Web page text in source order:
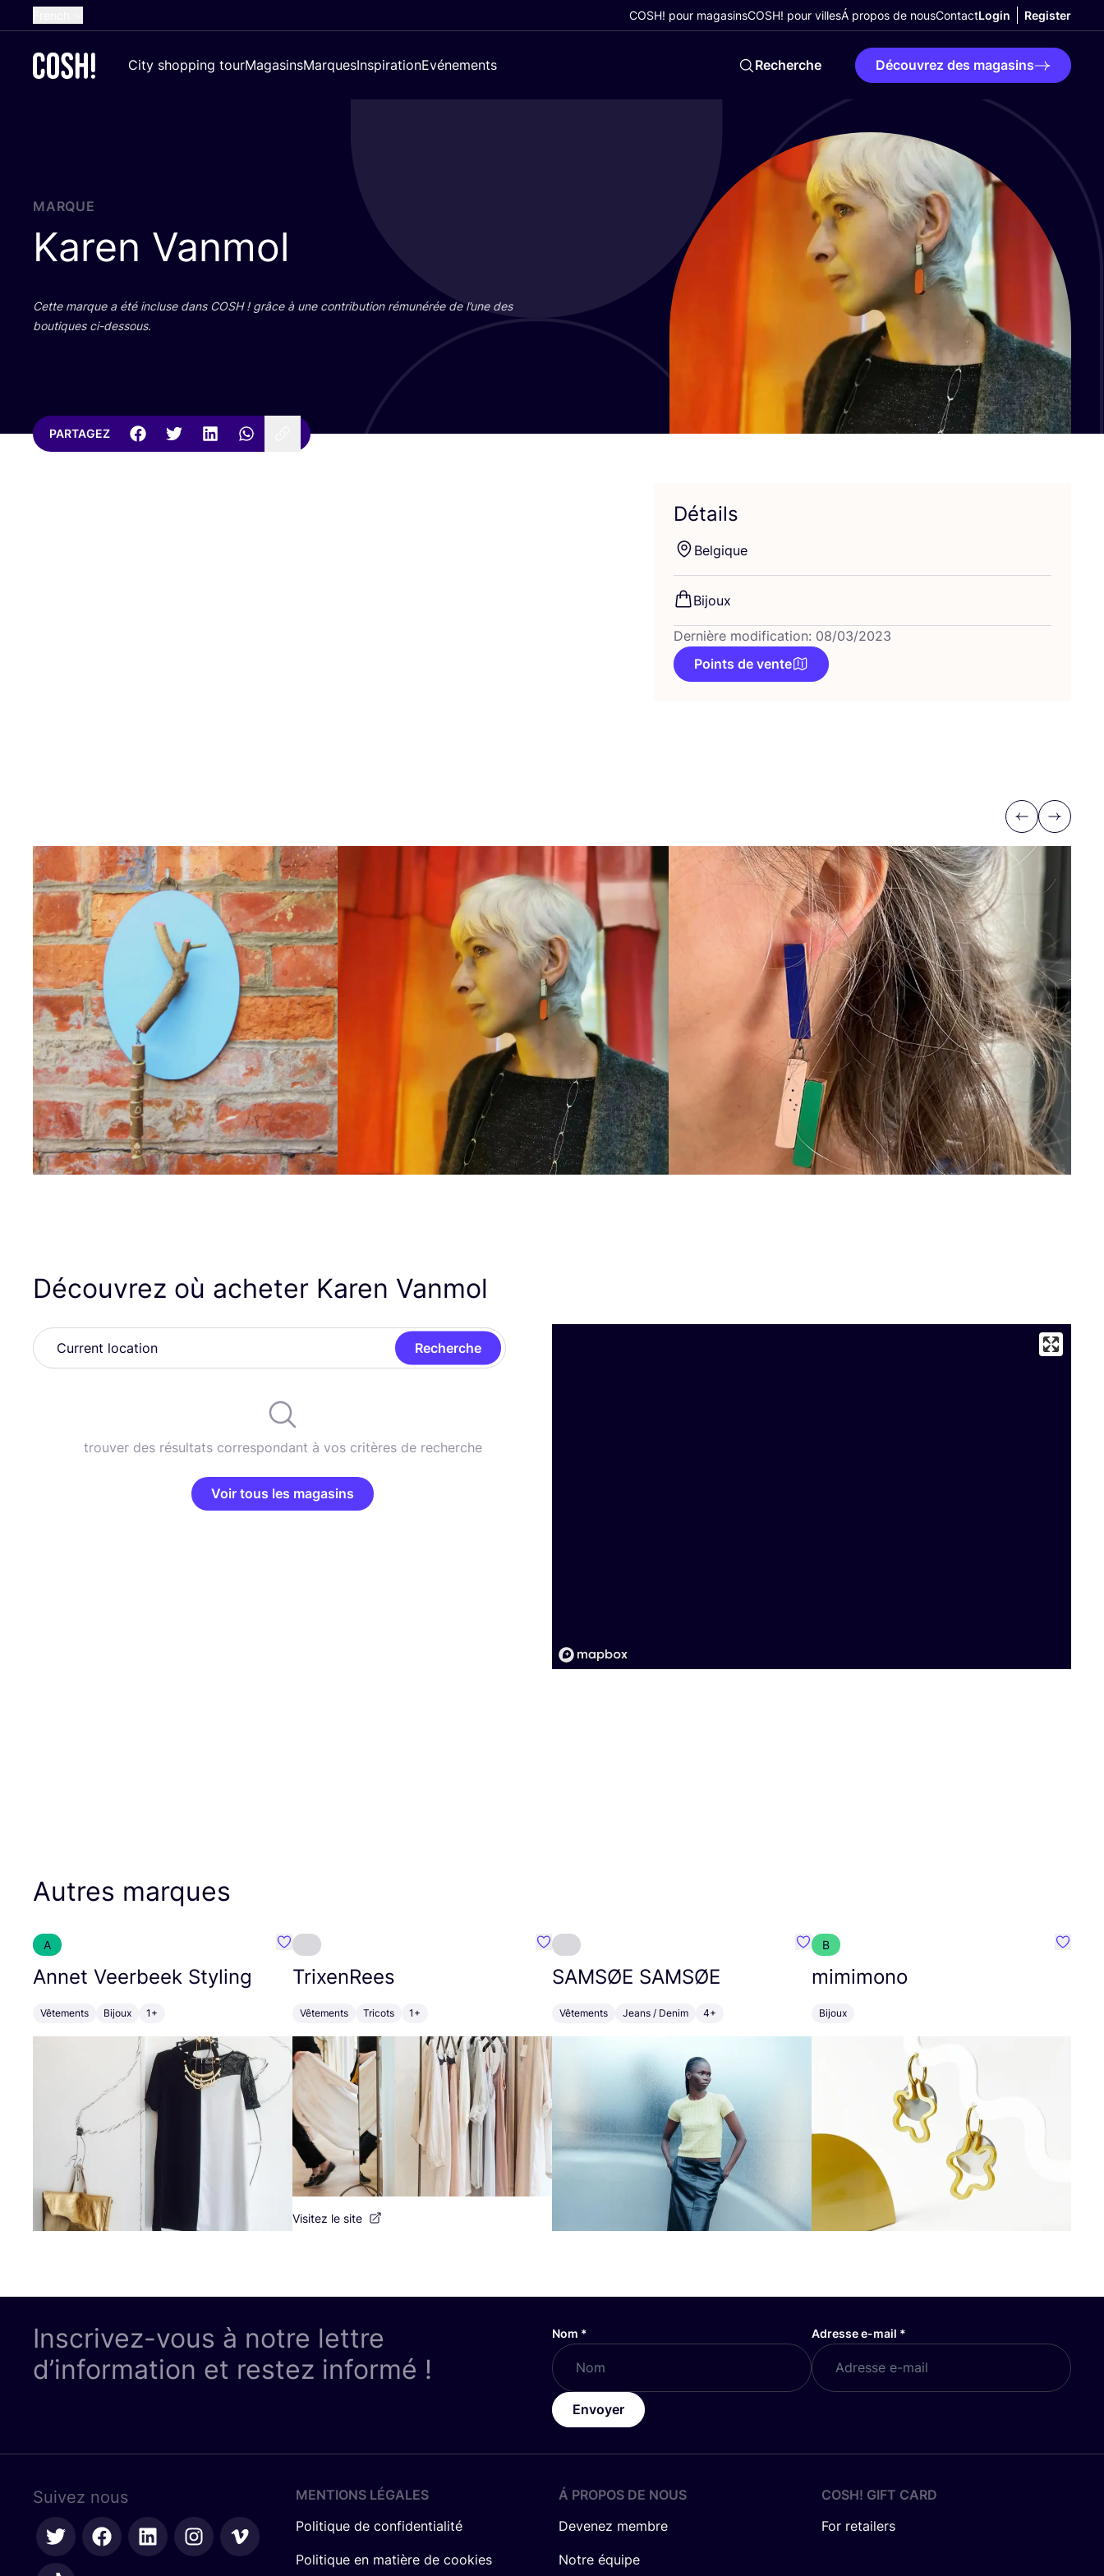
Dutch
COSH! pour magasinsCOSH! pour villesÁ propos de nousContactLogin Register
City shopping tourMagasinsMarquesInspirationEvénements Recherche Découvrez des magasins
MARQUE
Karen Vanmol
Cette marque a été incluse dans COSH! grâce à une contri­bu­tion rému­né­rée de l’une des
bou­tiques ci-dessous.
PARTAGEZ
Détails
Bel­gique
Bijoux
Dernière modification: 08/03/2023
Points de vente
Previous
Next
Découvrez où acheter Karen Vanmol
Recherche
trouver des résultats correspondant à vos critères de recherche
Voir tous les magasins
Autres marques
A
Annet Veerbeek Styling
Vêtements Bijoux 1+
Préféré {nom}
TrixenRees
Vêtements Tricots 1+
Préféré {nom}
Visitez le site
SAMSØE SAMSØE
Vêtements Jeans / Denim 4+
Préféré {nom}
B
mimimono
Bijoux
Inscrivez-vous à notre lettre
d’information et restez informé !
Nom * Adresse e-mail *
Envoyer
Suivez nous
MENTIONS LÉGALES
Politique de confidentialité
Politique en matière de cookies
Á PROPOS DE NOUS
Devenez membre
Notre équipe
COSH! GIFT CARD
For retailers